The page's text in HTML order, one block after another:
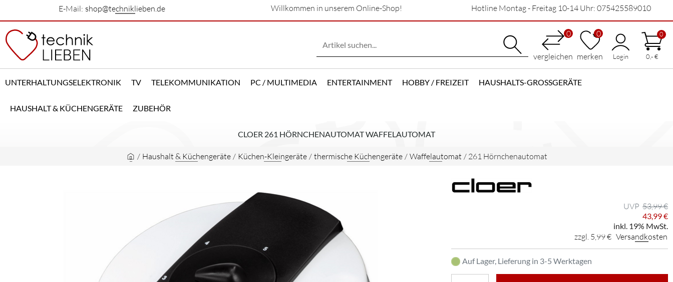
E-Mail: shop@techniklieben.de Willkommen in unserem Online-Shop! Hotline Montag - Freitag 10-14 Uhr: 075425589010
0
vergleichen
0
merken Login
0
0,- €
UNTERHALTUNGSELEKTRONIK TV TELEKOMMUNIKATION PC / MULTIMEDIA ENTERTAINMENT HOBBY / FREIZEIT HAUSHALTS-GROSSGERÄTE
HAUSHALT & KÜCHENGERÄTE ZUBEHÖR
CLOER 261 HÖRNCHENAUTOMAT WAFFELAUTOMAT
/ Haushalt & Küchengeräte / Küchen-Kleingeräte / thermische Küchengeräte / Waffelautomat / 261 Hörnchenautomat
53,99 €
43,99 €
inkl. 19% MwSt.
zzgl. 5,99 € Versandkosten
Auf Lager, Lieferung in 3-5 Werktagen